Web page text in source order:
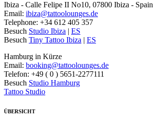
Ibiza - Calle Felipe II No10, 07800 Ibiza - Spain
Email: ibiza@tattoolounges.de
Telephone: +34 612 405 357
Besuch Studio Ibiza | ES
Besuch Tiny Tattoo Ibiza | ES
Hamburg in Kürze
Email: booking@tattoolounges.de
Telefon: +49 ( 0 ) 5651-2277111
Besuch Studio Hamburg
Tattoo Studio
ÜBERSICHT